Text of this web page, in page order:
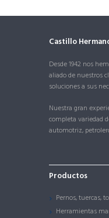
Castillo
Desde 1942 nos
aliado de nuestros
soluciones a sus
Nuestra gran
completa variedad
automotriz,
Productos
Pernos, tuercas,
Herramientas